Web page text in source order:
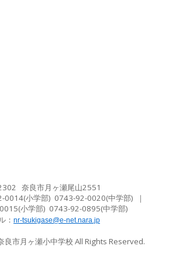
奈良市月ヶ瀬尾山2551
0014(小学部) 0743-92-0020(中学部) ｜
小学部) 0743-92-0895(中学部)
： nr-tsukigase@e-net.nara.jp
良市月ヶ瀬小中学校 All Rights Reserved.